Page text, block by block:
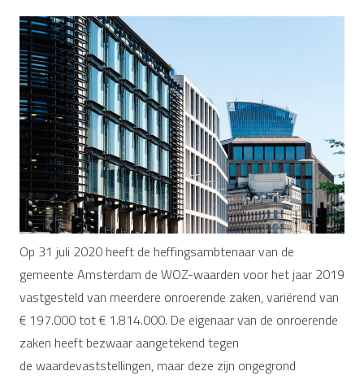
Op 31 juli 2020 heeft de heffingsambtenaar van de
gemeente Amsterdam de WOZ-waarden voor het jaar 2019
vastgesteld van meerdere onroerende zaken, variërend van
€ 197.000 tot € 1.814.000. De eigenaar van de onroerende
zaken heeft bezwaar aangetekend tegen
de waardevaststellingen, maar deze zijn ongegrond